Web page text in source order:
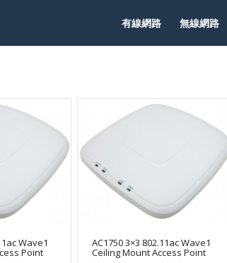
有線網路 無線網路
Wave1
Point
AC1750 3×3 802.11ac Wave1
Ceiling Mount Access Point